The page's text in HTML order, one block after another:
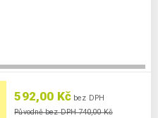
592,00 Kč bez DPH
Původně bez DPH 740,00 Kč